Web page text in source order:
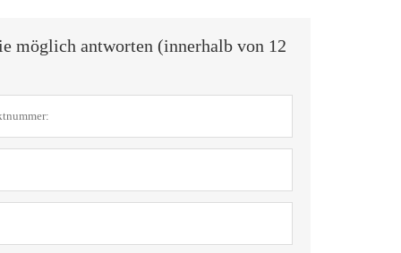
möglich antworten (innerhalb von 12